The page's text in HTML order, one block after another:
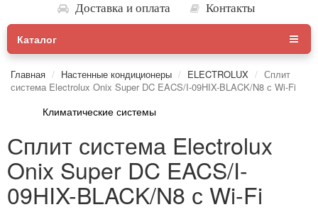
Доставка и оплата
Контакты
Каталог
Главная Настенные кондиционеры ELECTROLUX
Сплит
система Electrolux Onix Super DC EACS/I-09HIX-BLACK/N8 с Wi-Fi
Климатические системы
Сплит система Electrolux
Onix Super DC EACS/I-
09HIX-BLACK/N8 с Wi-Fi